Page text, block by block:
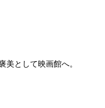
美として映画館へ。